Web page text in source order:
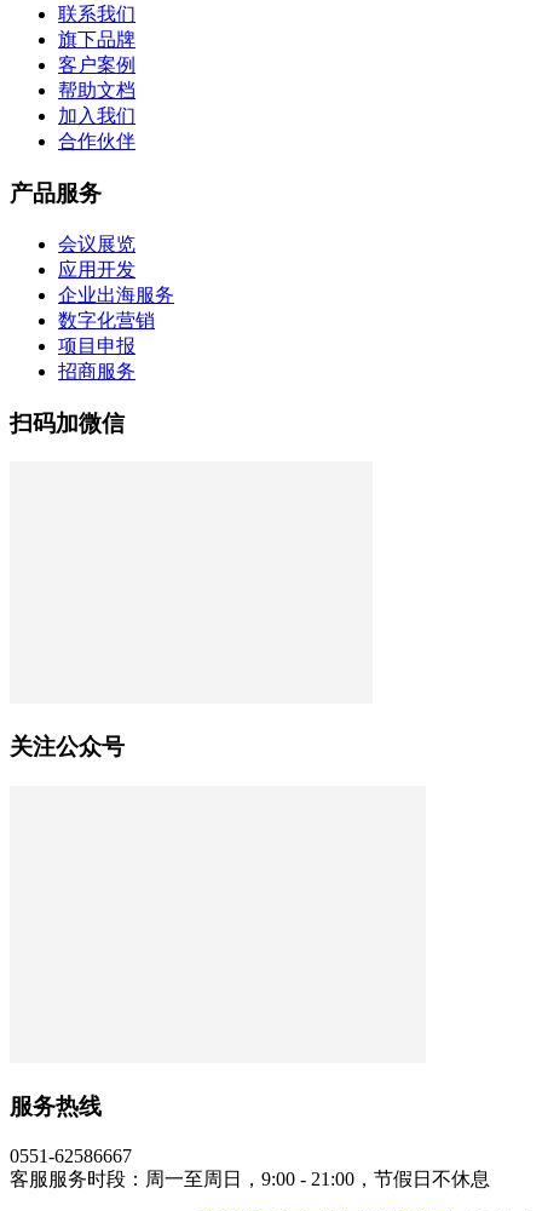
联系我们
旗下品牌
客户案例
帮助文档
加入我们
合作伙伴
产品服务
会议展览
应用开发
企业出海服务
数字化营销
项目申报
招商服务
扫码加微信
关注公众号
服务热线
0551-62586667
客服服务时段：周一至周日，9:00 - 21:00，节假日不休息